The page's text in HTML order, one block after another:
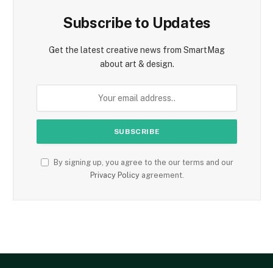
Subscribe to Updates
Get the latest creative news from SmartMag
about art & design.
By signing up, you agree to the our terms and our
Privacy Policyagreement.